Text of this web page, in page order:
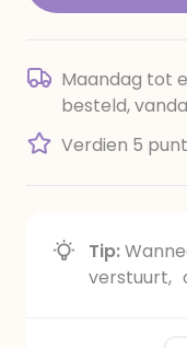
Maandag tot
besteld,
Verdien 5
Tip:
verstuurt,